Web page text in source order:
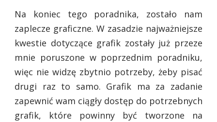
Na koniec tego poradnika, zostało nam
zaplecze graficzne. W zasadzie najważniejsze
kwestie dotyczące grafik zostały już przeze
mnie poruszone w poprzednim poradniku,
więc nie widzę zbytnio potrzeby, żeby pisać
drugi raz to samo. Grafik ma za zadanie
zapewnić wam ciągły dostęp do potrzebnych
grafik, które powinny być tworzone na